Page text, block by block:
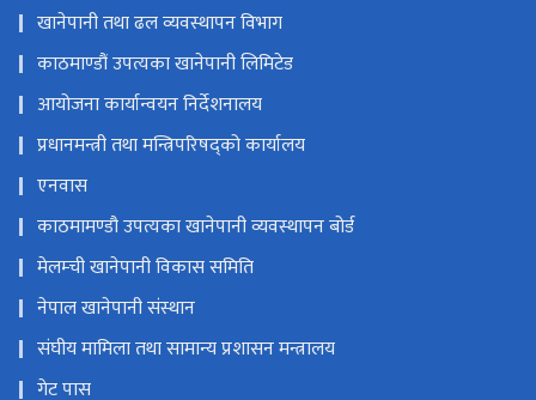
खानेपानी तथा ढल व्यवस्थापन विभाग
काठमाण्डौं उपत्यका खानेपानी लिमिटेड
आयोजना कार्यान्वयन निर्देशनालय
प्रधानमन्त्री तथा मन्त्रिपरिषद्को कार्यालय
एनवास
काठमामण्डौ उपत्यका खानेपानी व्यवस्थापन बोर्ड
मेलम्ची खानेपानी विकास समिति
नेपाल खानेपानी संस्थान
संघीय मामिला तथा सामान्य प्रशासन मन्त्रालय
गेट पास